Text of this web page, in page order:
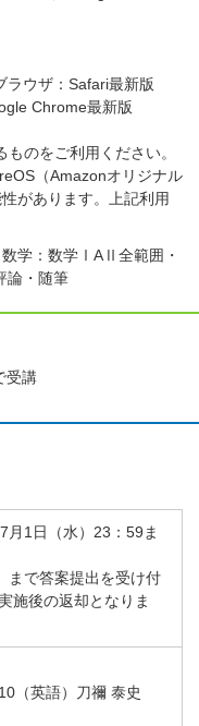
ラウザ：Safari最新版
Chrome最新版
のをご利用ください。
（Amazonオリジナル
があります。上記利用
学：数学ⅠAⅡ全範囲・
論・随筆
受講
月1日（水）23：59ま
まで答案提出を受け付
施後の返却となりま
（英語）刀禰 泰史